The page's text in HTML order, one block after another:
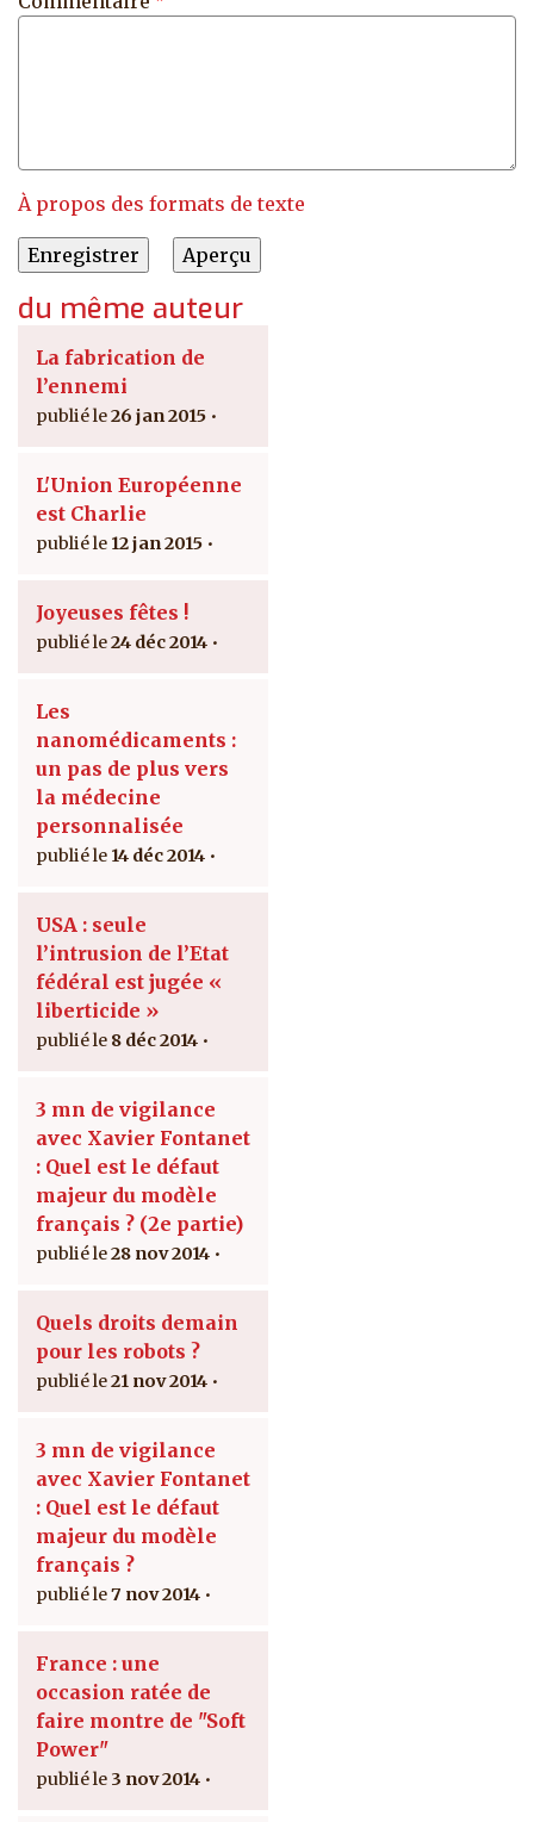
À propos des formats de texte
du même auteur
La fabrication de
l’ennemi
26 jan 2015
L'Union Européenne
est Charlie
12 jan 2015
Joyeuses fêtes !
24 déc 2014
Les
nanomédicaments :
un pas de plus vers
la médecine
personnalisée
14 déc 2014
USA : seule
l’intrusion de l’Etat
fédéral est jugée «
liberticide »
8 déc 2014
3 mn de vigilance
avec Xavier Fontanet
: Quel est le défaut
majeur du modèle
français ? (2e partie)
28 nov 2014
Quels droits demain
pour les robots ?
21 nov 2014
3 mn de vigilance
avec Xavier Fontanet
: Quel est le défaut
majeur du modèle
français ?
7 nov 2014
France : une
occasion ratée de
faire montre de "Soft
Power"
3 nov 2014